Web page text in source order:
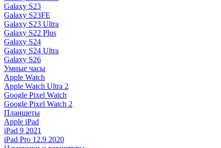
Galaxy S23
Galaxy S23FE
Galaxy S23 Ultra
Galaxy S22 Plus
Galaxy S24
Galaxy S24 Ultra
Galaxy S26
Умные часы
Apple Watch
Apple Watch Ultra 2
Google Pixel Watch
Google Pixel Watch 2
Планшеты
Apple iPad
iPad 9 2021
iPad Pro 12.9 2020